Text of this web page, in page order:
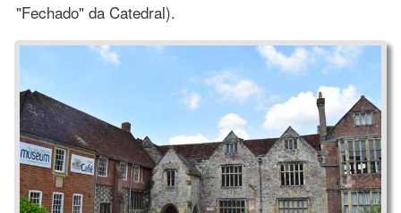
"Fechado" da Catedral).